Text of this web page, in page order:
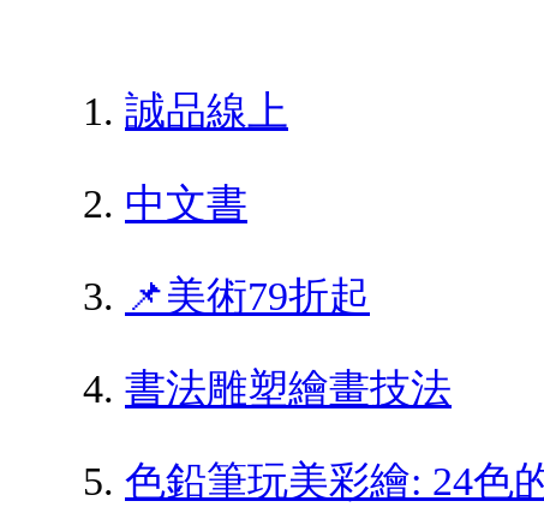
誠品線上
中文書
📌美術79折起
書法雕塑繪畫技法
色鉛筆玩美彩繪: 24色